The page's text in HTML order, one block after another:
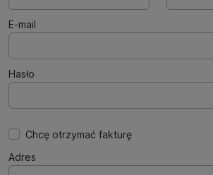
E-mail
Hasło
Chcę otrzymać fakturę
Adres